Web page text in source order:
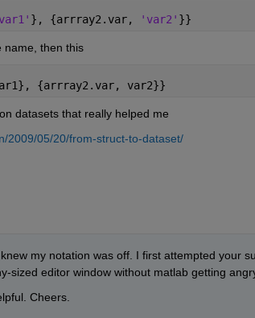
}, {arrray2.var, 'var2' }}
name, then this
{arrray2.var, var2}}
datasets that really helped me
2009/05/20/from-struct-to-dataset/
my notation was off. I first attempted your
sized editor window without matlab getting
Cheers.